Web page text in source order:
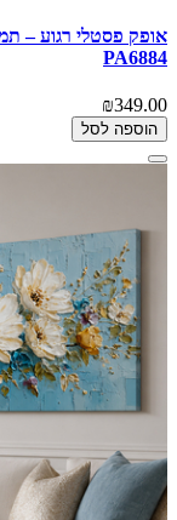
אופק פסטלי רגוע –
PA6884
₪349.00
הוספה לסל